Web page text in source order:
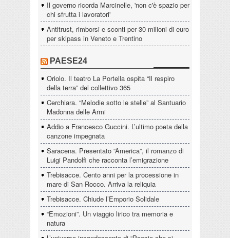
Il governo ricorda Marcinelle, 'non c'è spazio per
chi sfrutta i lavoratori'
Antitrust, rimborsi e sconti per 30 milioni di euro
per skipass in Veneto e Trentino
PAESE24
Oriolo. Il teatro La Portella ospita “Il respiro
della terra” del collettivo 365
Cerchiara. “Melodie sotto le stelle” al Santuario
Madonna delle Armi
Addio a Francesco Guccini. L’ultimo poeta della
canzone impegnata
Saracena. Presentato “America”, il romanzo di
Luigi Pandolfi che racconta l’emigrazione
Trebisacce. Cento anni per la processione in
mare di San Rocco. Arriva la reliquia
Trebisacce. Chiude l’Emporio Solidale
“Emozioni”. Un viaggio lirico tra memoria e
natura